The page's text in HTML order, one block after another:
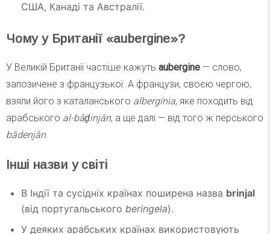
США, Канаді та Австралії.
Чому у Британії «aubergine»?
У Великій Британії частіше кажуть aubergine — слово,
запозичене з французької. А французи, своєю чергою,
взяли його з каталанського albergínia, яке походить від
арабського al-bāḏinjān, а ще далі — від того ж перського
bâdenjân.
Інші назви у світі
В Індії та сусідніх країнах поширена назва brinjal
(від португальського beringela).
У деяких арабських країнах використовують